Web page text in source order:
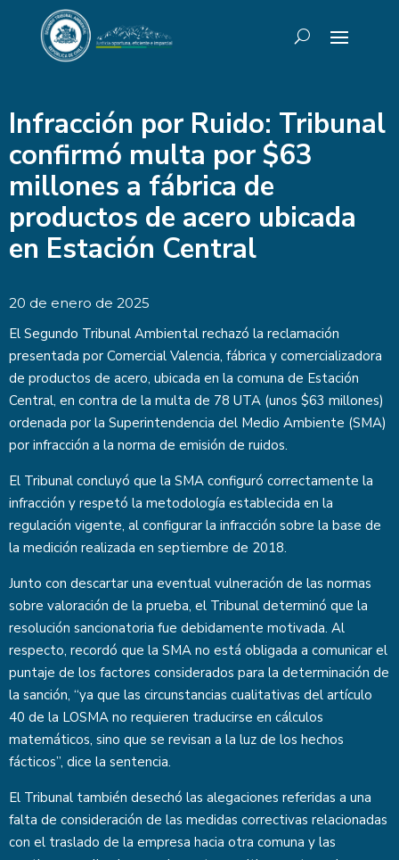
Infracción por Ruido: Tribunal
confirmó multa por $63
millones a fábrica de
productos de acero ubicada
en Estación Central
20 de enero de 2025
El Segundo Tribunal Ambiental rechazó la reclamación
presentada por Comercial Valencia, fábrica y comercializadora
de productos de acero, ubicada en la comuna de Estación
Central, en contra de la multa de 78 UTA (unos $63 millones)
ordenada por la Superintendencia del Medio Ambiente (SMA)
por infracción a la norma de emisión de ruidos.
El Tribunal concluyó que la SMA configuró correctamente la
infracción y respetó la metodología establecida en la
regulación vigente, al configurar la infracción sobre la base de
la medición realizada en septiembre de 2018.
Junto con descartar una eventual vulneración de las normas
sobre valoración de la prueba, el Tribunal determinó que la
resolución sancionatoria fue debidamente motivada. Al
respecto, recordó que la SMA no está obligada a comunicar el
puntaje de los factores considerados para la determinación de
la sanción, “ya que las circunstancias cualitativas del artículo
40 de la LOSMA no requieren traducirse en cálculos
matemáticos, sino que se revisan a la luz de los hechos
fácticos”, dice la sentencia.
El Tribunal también desechó las alegaciones referidas a una
falta de consideración de las medidas correctivas relacionadas
con el traslado de la empresa hacia otra comuna y las